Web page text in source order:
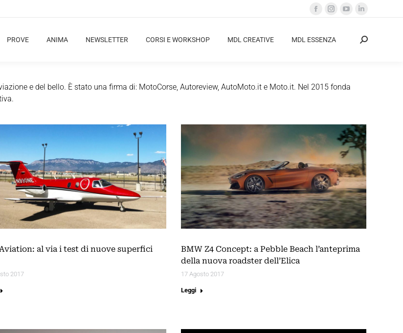
Facebook
opens
Instagram
opens
YouTube
opens
Linkedin
opens
PROVE ANIMA NEWSLETTER CORSI E WORKSHOP MDL CREATIVE MDL ESSENZA Cerca:
e del bello. È stato una firma di: MotoCorse, Autoreview, AutoMoto.it e Moto.it. Nel 2015 fonda
al via i test di nuove superfici
2017
BMW Z4 Concept: a Pebble Beach l’anteprima
della nuova roadster dell’Elica
17 Agosto 2017
Leggi